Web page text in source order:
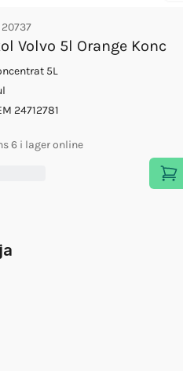
20737
Volvo 5l Orange Konc
5L
24712781
6 i lager online